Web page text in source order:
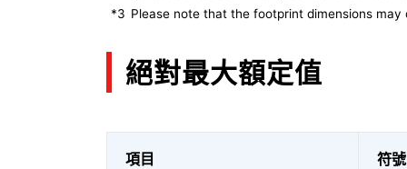
*3 Please note that the footprint dimensions
絕對最大額定值
項目 符號